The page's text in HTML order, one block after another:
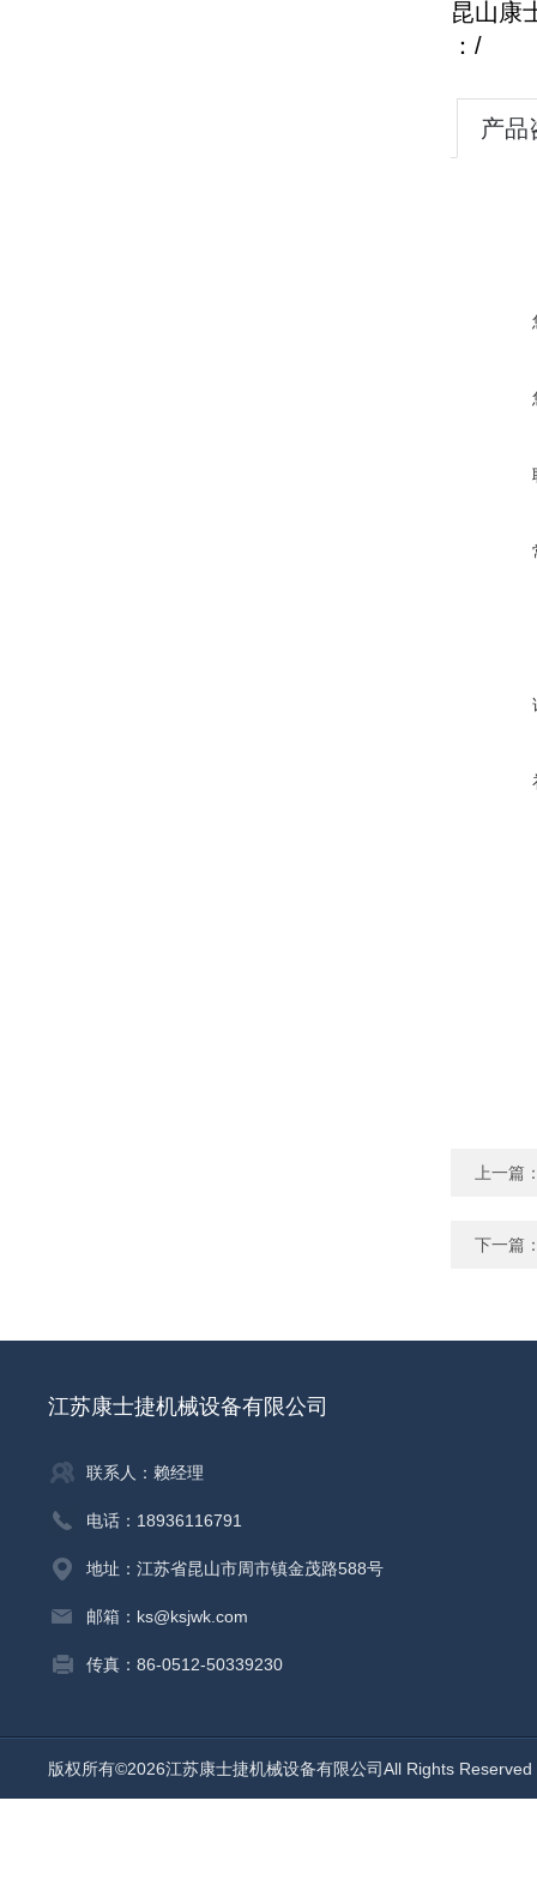
昆山康
：/
产品
上一篇
下一篇
江苏康士捷机械设备有限公司
联系人：赖经理
电话：18936116791
地址：江苏省昆山市周市镇金茂路588号
邮箱：ks@ksjwk.com
传真：86-0512-50339230
版权所有©2026江苏康士捷机械设备有限公司All Rights